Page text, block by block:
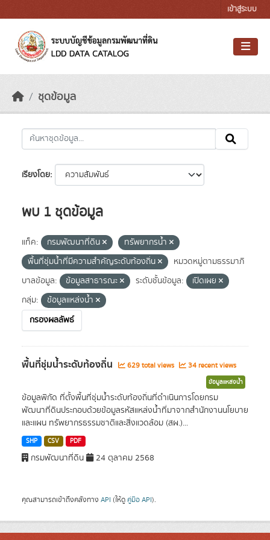
เข้าสู่ระบบ
ชุดข้อมูล
เรียงโดย
พบ 1 ชุดข้อมูล
แท็ค: กรมพัฒนาที่ดิน
ทรัพยากรน้ำ
พื้นที่ชุ่มน้ำที่มีความสําคัญระดับท้องถิ่น
หมวดหมู่ตามธรรมาภิ
บาลข้อมูล:
ข้อมูลสาธารณะ ระดับชั้นข้อมูล:
เปิดเผย
กลุ่ม:
ข้อมูลแหล่งน้ำ
กรองผลลัพธ์
พื้นที่ชุ่มน้ำระดับท้องถิ่น 629 total views 34 recent views
ข้อมูลแหล่งน้ำ
ข้อมูลพิกัด ที่ตั้งพื้นที่ชุ่มน้ำระดับท้องถิ่นที่ดำเนินการโดยกรม
พัฒนาที่ดินประกอบด้วยข้อมูลรหัสแหล่งน้ำที่มาจากสำนักงานนโยบาย
และแผน ทรัพยากรธรรมชาติและสิ่งแวดล้อม (สผ.)...
SHP CSV PDF
กรมพัฒนาที่ดิน 24 ตุลาคม 2568
คุณสามารถเข้าถึงคลังทาง API (ให้ดู คู่มือ API).